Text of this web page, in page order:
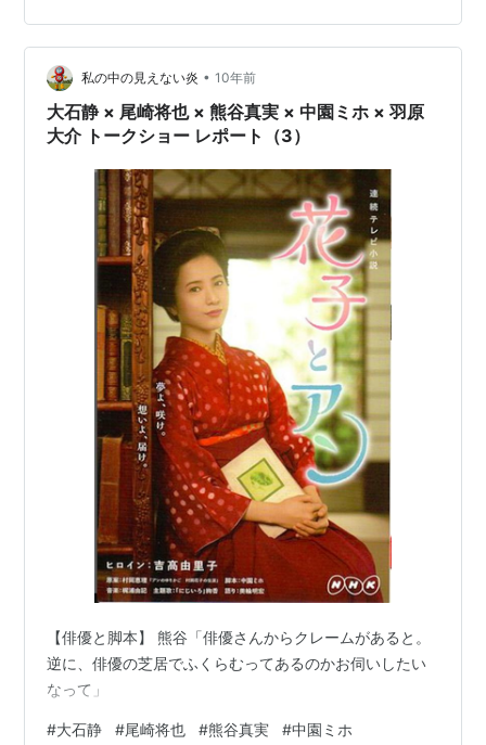
私の中の見えない炎 • 10年前
大石静 × 尾崎将也 × 熊谷真実 × 中園ミホ × 羽原
大介 トークショー レポート（3）
【俳優と脚本】 熊谷「俳優さんからクレームがあると。
逆に、俳優の芝居でふくらむってあるのかお伺いしたい
なって」
#大石静 #尾崎将也 #熊谷真実 #中園ミホ